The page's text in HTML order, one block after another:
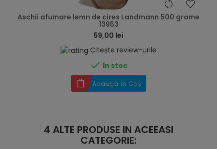
Aschii afumare lemn de cires Landmann 500 grame
13953
59,00 lei
Citește review-urile
 În stoc
Adaugă în Coș
4 ALTE PRODUSE IN ACEEASI
CATEGORIE: